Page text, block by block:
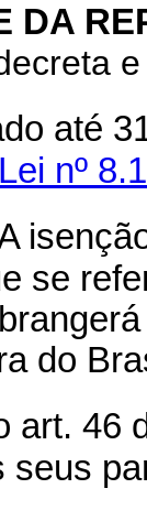
até
nº
se
do
art. 46
seus